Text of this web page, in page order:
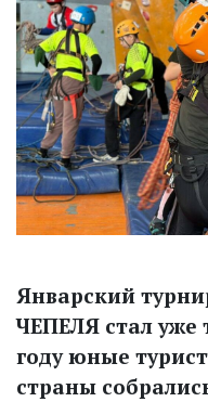
Январский
ЧЕПЕЛЯ стал
году юные
страны